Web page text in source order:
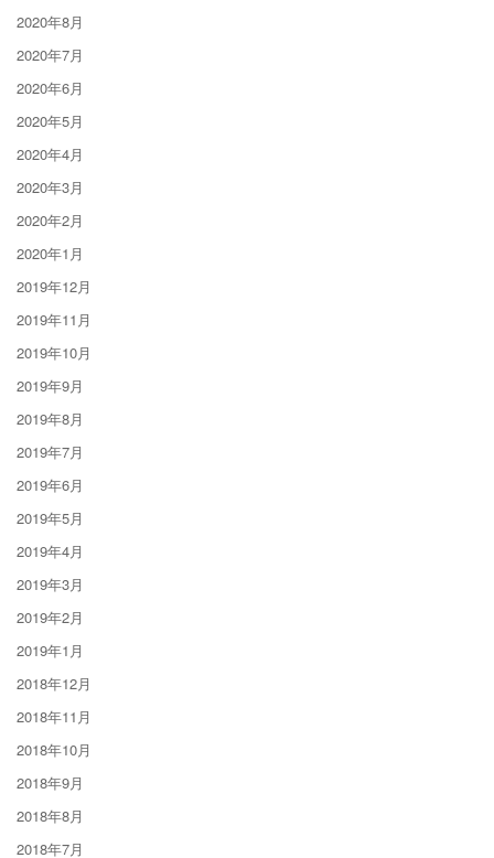
2020年8月
2020年7月
2020年6月
2020年5月
2020年4月
2020年3月
2020年2月
2020年1月
2019年12月
2019年11月
2019年10月
2019年9月
2019年8月
2019年7月
2019年6月
2019年5月
2019年4月
2019年3月
2019年2月
2019年1月
2018年12月
2018年11月
2018年10月
2018年9月
2018年8月
2018年7月